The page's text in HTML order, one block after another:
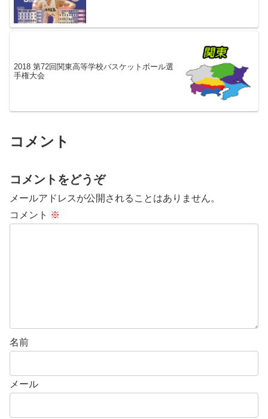
2018 第72回関東高等学校バスケットボール選
手権大会
コメント
コメントをどうぞ
メールアドレスが公開されることはありません。
コメント ※
名前
メール